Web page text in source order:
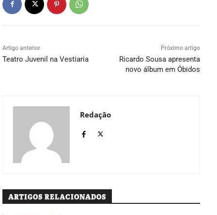
Artigo anterior
Teatro Juvenil na Vestiaria
Próximo artigo
Ricardo Sousa apresenta
novo álbum em Óbidos
Redação
ARTIGOS RELACIONADOS